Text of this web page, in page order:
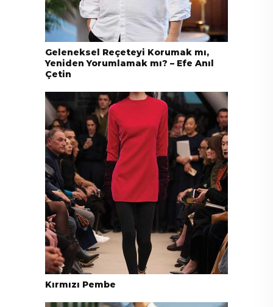
Geleneksel Reçeteyi Korumak mı,
Yeniden Yorumlamak mı? – Efe Anıl
Çetin
Kırmızı Pembe